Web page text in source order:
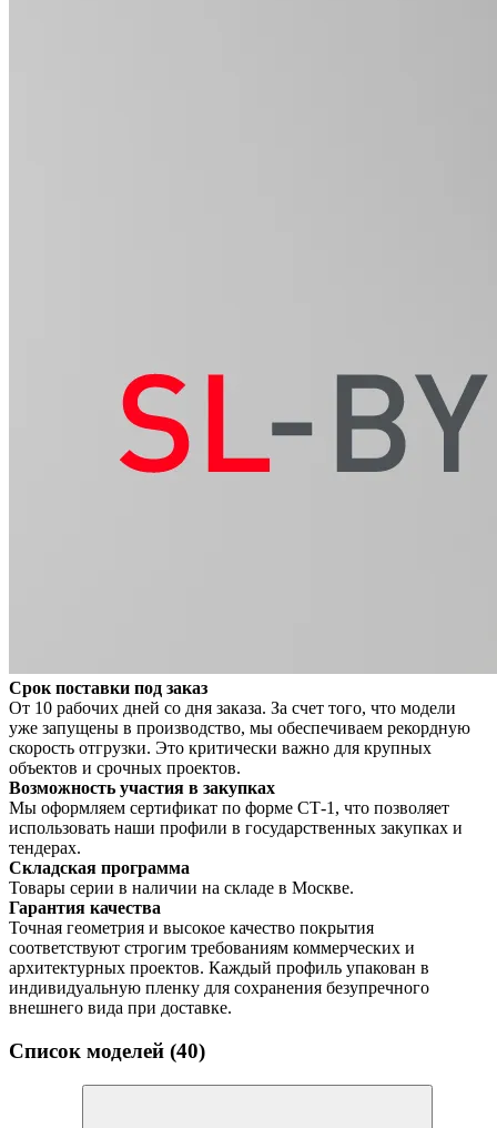
Срок поставки под заказ
От 10 рабочих дней со дня заказа. За счет того, что модели
уже запущены в производство, мы обеспечиваем рекордную
скорость отгрузки. Это критически важно для крупных
объектов и срочных проектов.
Возможность участия в закупках
Мы оформляем сертификат по форме СТ-1, что позволяет
использовать наши профили в государственных закупках и
тендерах.
Складская программа
Товары серии в наличии на складе в Москве.
Гарантия качества
Точная геометрия и высокое качество покрытия
соответствуют строгим требованиям коммерческих и
архитектурных проектов. Каждый профиль упакован в
индивидуальную пленку для сохранения безупречного
внешнего вида при доставке.
Список моделей (40)